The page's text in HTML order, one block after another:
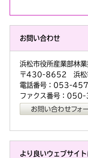
お問い合わせ
浜松市役所産業部林
〒430-8652 浜松
電話番号：053-
ファクス番号：
より良いウェブサイ